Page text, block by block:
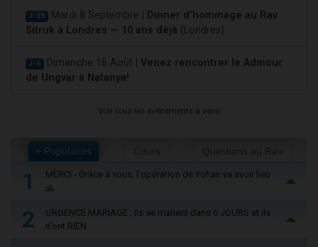
J-29 Mardi 8 Septembre |
Dinner d'hommage au Rav
Sitruk à Londres — 10 ans déjà (Londres)
J-6 Dimanche 16 Août | Venez rencontrer le Admour
de Ungvar à Natanya!
Voir tous les événements à venir
+ Populaires
1
MERCI - Grâce à vous, l'opération de Yohan va avoir lieu
🙏
2
URGENCE MARIAGE : Ils se marient dans 6 JOURS et ils
n'ont RIEN